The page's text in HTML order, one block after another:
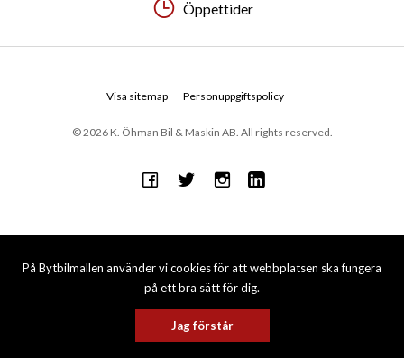
På Bytbilmallen använder vi cookies för att webbplatsen ska fungera
på ett bra sätt för dig.
Jag förstår
Öppettider
© 2026 K. Öhman Bil & Maskin AB. All rights reserved.
Visa sitemap Personuppgiftspolicy